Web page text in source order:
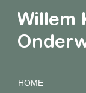
HOME